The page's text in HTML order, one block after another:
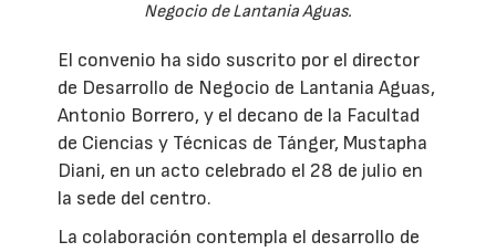
Negocio de Lantania Aguas.
El convenio ha sido suscrito por el director
de Desarrollo de Negocio de Lantania Aguas,
Antonio Borrero, y el decano de la Facultad
de Ciencias y Técnicas de Tánger, Mustapha
Diani, en un acto celebrado el 28 de julio en
la sede del centro.
La colaboración contempla el desarrollo de